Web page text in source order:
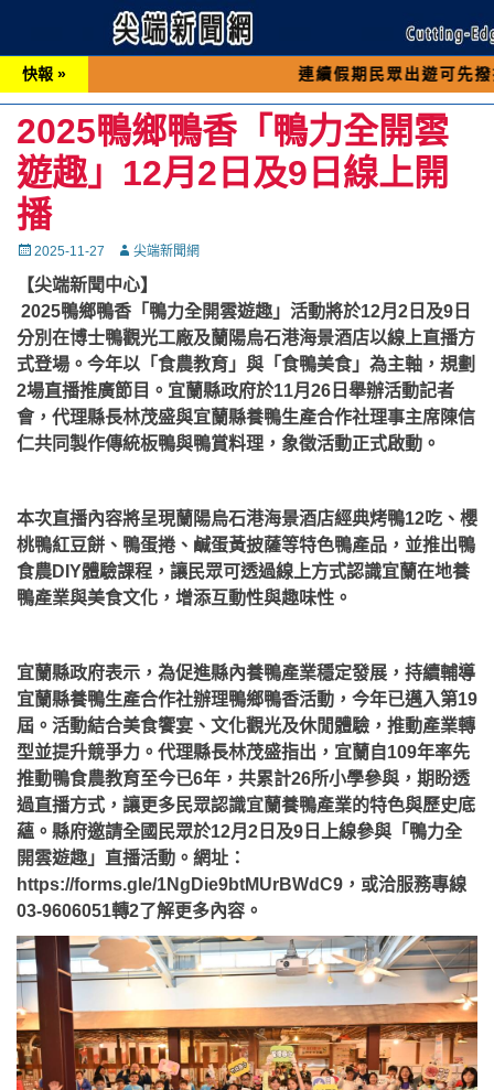
快報 » 連續假期民眾出遊可先撥打交通 「
2025鴨鄉鴨香「鴨力全開雲
遊趣」12月2日及9日線上開
播
Posted
2025-11-27 Autor尖端新聞網
【尖端新聞中心】
2025鴨鄉鴨香「鴨力全開雲遊趣」活動將於12月2日及9日
分別在博士鴨觀光工廠及蘭陽烏石港海景酒店以線上直播方
式登場。今年以「食農教育」與「食鴨美食」為主軸，規劃
2場直播推廣節目。宜蘭縣政府於11月26日舉辦活動記者
會，代理縣長林茂盛與宜蘭縣養鴨生產合作社理事主席陳信
仁共同製作傳統板鴨與鴨賞料理，象徵活動正式啟動。
本次直播內容將呈現蘭陽烏石港海景酒店經典烤鴨12吃、櫻
桃鴨紅豆餅、鴨蛋捲、鹹蛋黃披薩等特色鴨產品，並推出鴨
食農DIY體驗課程，讓民眾可透過線上方式認識宜蘭在地養
鴨產業與美食文化，增添互動性與趣味性。
宜蘭縣政府表示，為促進縣內養鴨產業穩定發展，持續輔導
宜蘭縣養鴨生產合作社辦理鴨鄉鴨香活動，今年已邁入第19
屆。活動結合美食饗宴、文化觀光及休閒體驗，推動產業轉
型並提升競爭力。代理縣長林茂盛指出，宜蘭自109年率先
推動鴨食農教育至今已6年，共累計26所小學參與，期盼透
過直播方式，讓更多民眾認識宜蘭養鴨產業的特色與歷史底
蘊。 縣府邀請全國民眾於12月2日及9日上線參與「鴨力全
開雲遊趣」直播活動。網址：
https://forms.gle/1NgDie9btMUrBWdC9，或洽服務專線
03-9606051轉2了解更多內容。